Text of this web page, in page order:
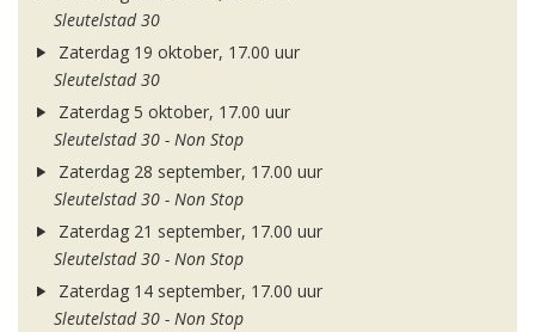
Sleutelstad 30
Zaterdag 19 oktober, 17.00 uur
Sleutelstad 30
Zaterdag 5 oktober, 17.00 uur
Sleutelstad 30 - Non Stop
Zaterdag 28 september, 17.00 uur
Sleutelstad 30 - Non Stop
Zaterdag 21 september, 17.00 uur
Sleutelstad 30 - Non Stop
Zaterdag 14 september, 17.00 uur
Sleutelstad 30 - Non Stop